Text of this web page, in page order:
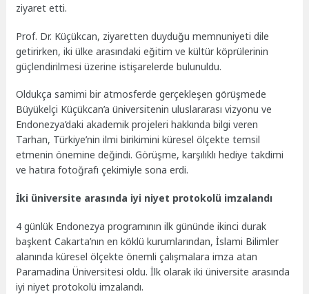
ziyaret etti.
Prof. Dr. Küçükcan, ziyaretten duyduğu memnuniyeti dile
getirirken, iki ülke arasındaki eğitim ve kültür köprülerinin
güçlendirilmesi üzerine istişarelerde bulunuldu.
Oldukça samimi bir atmosferde gerçekleşen görüşmede
Büyükelçi Küçükcan’a üniversitenin uluslararası vizyonu ve
Endonezya’daki akademik projeleri hakkında bilgi veren
Tarhan, Türkiye’nin ilmi birikimini küresel ölçekte temsil
etmenin önemine değindi. Görüşme, karşılıklı hediye takdimi
ve hatıra fotoğrafı çekimiyle sona erdi.
İki üniversite arasında iyi niyet protokolü imzalandı
4 günlük Endonezya programının ilk gününde ikinci durak
başkent Cakarta’nın en köklü kurumlarından, İslami Bilimler
alanında küresel ölçekte önemli çalışmalara imza atan
Paramadina Üniversitesi oldu. İlk olarak iki üniversite arasında
iyi niyet protokolü imzalandı.